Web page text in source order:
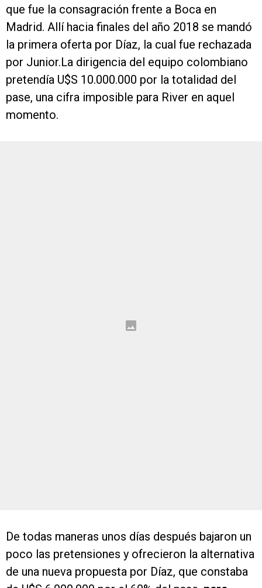
que fue la consagración frente a Boca en
Madrid. Allí hacia finales del año 2018 se mandó
la primera oferta por Díaz, la cual fue rechazada
por Junior.La dirigencia del equipo colombiano
pretendía U$S 10.000.000 por la totalidad del
pase, una cifra imposible para River en aquel
momento.
De todas maneras unos días después bajaron un
poco las pretensiones y ofrecieron la alternativa
de una nueva propuesta por Díaz, que constaba